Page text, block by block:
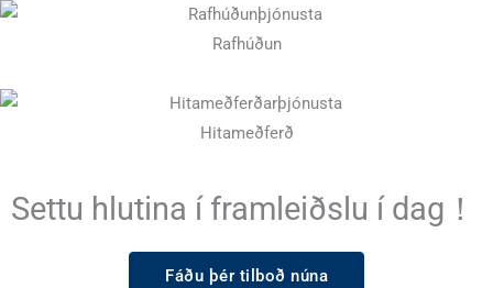
Rafhúðun
Hitameðferð
Settu hlutina í framleiðslu í dag！
Fáðu þér tilboð núna